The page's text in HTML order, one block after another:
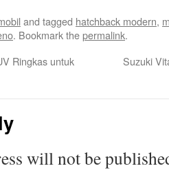
and tagged hatchback modern,
. Bookmark thepermalink.
Ringkas untuk
Suzuki
will not be